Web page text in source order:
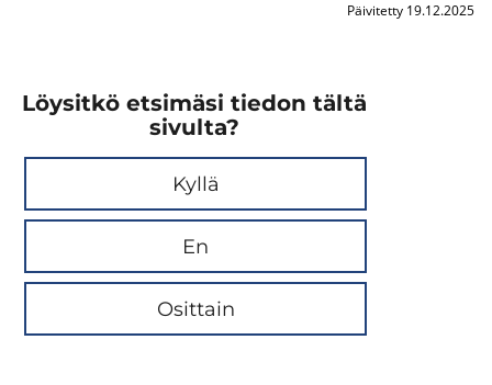
Päivitetty 19.12.2025
Löysitkö etsimäsi tiedon tältä
sivulta?
Kyllä
En
Osittain